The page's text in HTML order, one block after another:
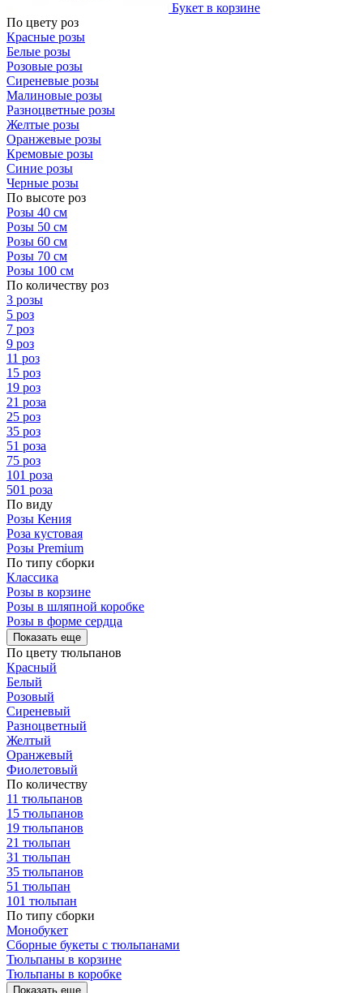
Букет в корзине
По цвету роз
Красные розы
Белые розы
Розовые розы
Сиреневые розы
Малиновые розы
Разноцветные розы
Желтые розы
Оранжевые розы
Кремовые розы
Синие розы
Черные розы
По высоте роз
Розы 40 см
Розы 50 см
Розы 60 см
Розы 70 см
Розы 100 см
По количеству роз
3 розы
5 роз
7 роз
9 роз
11 роз
15 роз
19 роз
21 роза
25 роз
35 роз
51 роза
75 роз
101 роза
501 роза
По виду
Розы Кения
Роза кустовая
Розы Premium
По типу сборки
Классика
Розы в корзине
Розы в шляпной коробке
Розы в форме сердца
Показать еще
По цвету тюльпанов
Красный
Белый
Розовый
Сиреневый
Разноцветный
Желтый
Оранжевый
Фиолетовый
По количеству
11 тюльпанов
15 тюльпанов
19 тюльпанов
21 тюльпан
31 тюльпан
35 тюльпанов
51 тюльпан
101 тюльпан
По типу сборки
Монобукет
Сборные букеты с тюльпанами
Тюльпаны в корзине
Тюльпаны в коробке
Показать еще